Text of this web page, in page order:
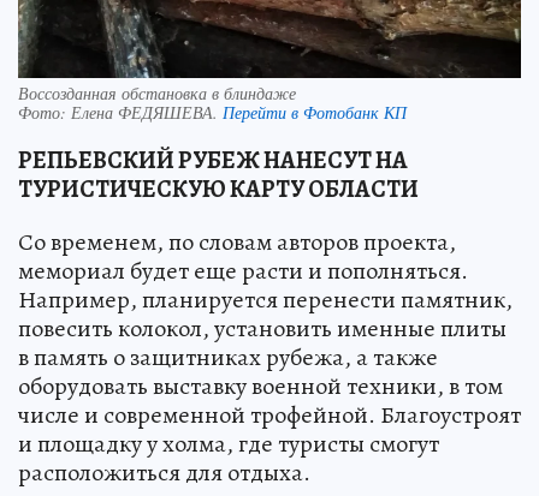
Воссозданная обстановка в блиндаже
Фото: Елена ФЕДЯШЕВА. Перейти в Фотобанк КП
РЕПЬЕВСКИЙ РУБЕЖ НАНЕСУТ НА
ТУРИСТИЧЕСКУЮ КАРТУ ОБЛАСТИ
Со временем, по словам авторов проекта,
мемориал будет еще расти и пополняться.
Например, планируется перенести памятник,
повесить колокол, установить именные плиты
в память о защитниках рубежа, а также
оборудовать выставку военной техники, в том
числе и современной трофейной. Благоустроят
и площадку у холма, где туристы смогут
расположиться для отдыха.